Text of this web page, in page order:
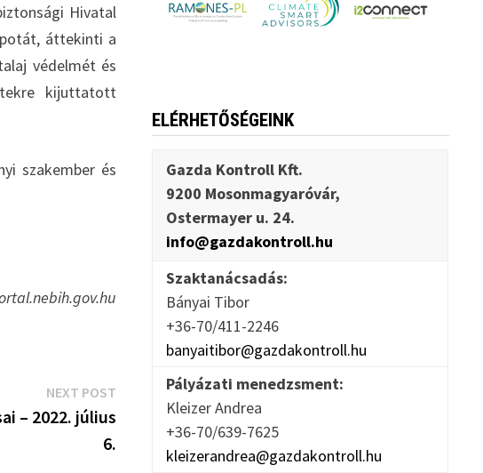
Hivatal
áttekinti a
védelmét és
kijuttatott
szakember és
NEXT POSTNext
post:
– 2022. július
6.
ELÉRHETŐSÉGEINK
Gazda Kontroll Kft.
9200 Mosonmagyaróvár,
Ostermayer u. 24.
info@gazdakontroll.hu
Szaktanácsadás:
Bányai Tibor
+36-70/411-2246
banyaitibor@gazdakontroll.hu
Pályázati menedzsment:
Kleizer Andrea
+36-70/639-7625
kleizerandrea@gazdakontroll.hu